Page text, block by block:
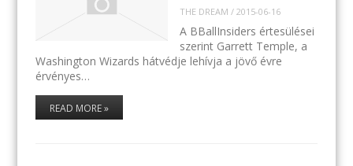
THE DREAM / 2015-06-16
A BBallInsiders értesülései
szerint Garrett Temple, a
Washington Wizards hátvédje lehívja a jövő évre
érvényes…
READ MORE »